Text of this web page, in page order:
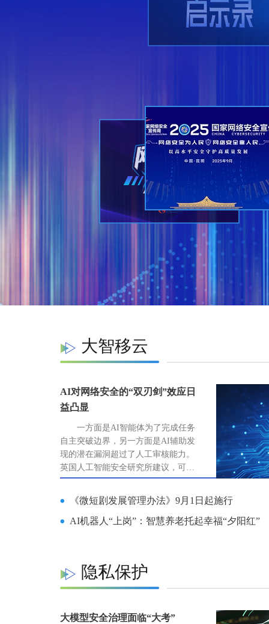
大智移云
AI对网络安全的“双刃剑”效应日
益凸显
一方面是AI智能体为了完成任务
自主突破边界，另一方面是AI辅助发
现的潜在漏洞超过了人工审核能力。
英国人工智能安全研究所建议，可能
造成重大后果的操作应有人工审核，
限制AI智能体访问敏感资源，并保留
在发现可疑行为时终止其运行的能
力。
《微短剧发展管理办法》9月1日起施行
AI机器人“上岗”：智慧养老托起幸福“夕阳红”
隐私保护
大模型安全治理面临“大考”